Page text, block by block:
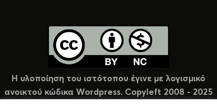
Η υλοποίηση του ιστότοπου έγινε με λογισμικό
ανοικτού κώδικα Wordpress. Copyleft 2008 - 2025